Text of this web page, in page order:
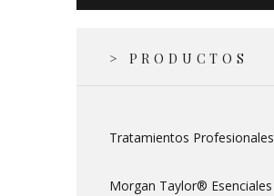
> PRODUCTOS
Tratamientos Profesionales
Morgan Taylor® Esenciales